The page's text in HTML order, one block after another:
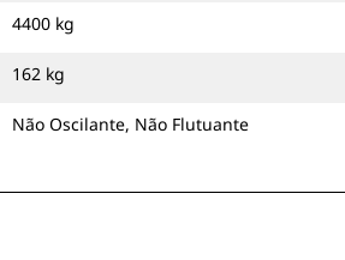
4400 kg
162 kg
Não Oscilante, Não Flutuante